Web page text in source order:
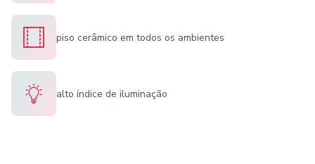
piso cerâmico em todos os ambientes
alto índice de iluminação